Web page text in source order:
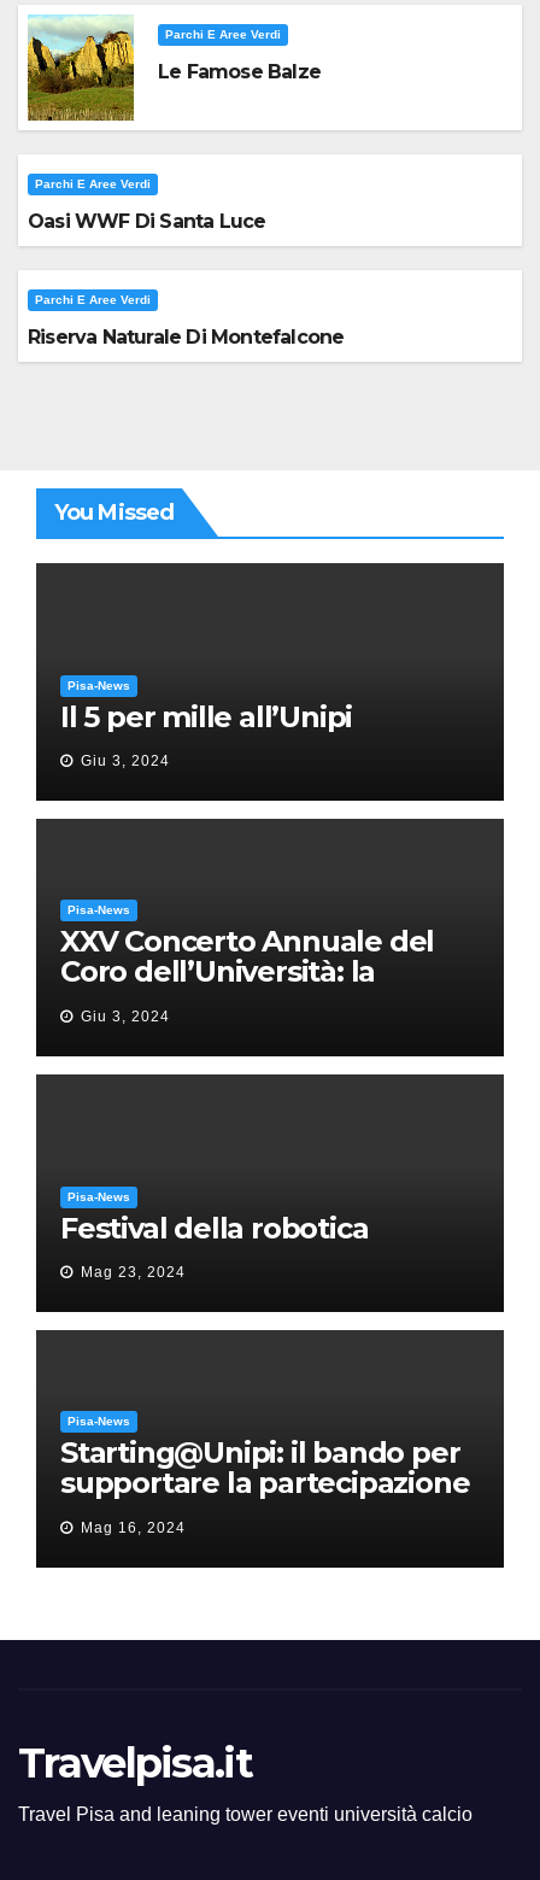
Parchi E Aree Verdi
Le Famose Balze
Parchi E Aree Verdi
Oasi WWF Di Santa Luce
Parchi E Aree Verdi
Riserva Naturale Di Montefalcone
You Missed
Pisa-News
Il 5 per mille all’Unipi
Giu 3, 2024
Pisa-News
XXV Concerto Annuale del
Coro dell’Università: la
“Messa in gloria” di Giacomo
Puccini
Giu 3, 2024
Pisa-News
Festival della robotica
Mag 23, 2024
Pisa-News
Starting@Unipi: il bando per
supportare la partecipazione
all’ERC Starting Grant
Mag 16, 2024
Travelpisa.it
Travel Pisa and leaning tower eventi università calcio